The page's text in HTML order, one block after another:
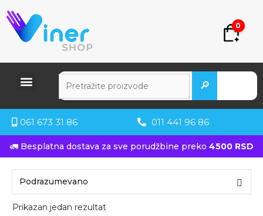
0
🔎
061 673 31 86 011 441 96 86
🚛 Besplatna dostava za sve porudžbine preko 4500 RSD
Prikazan jedan rezultat